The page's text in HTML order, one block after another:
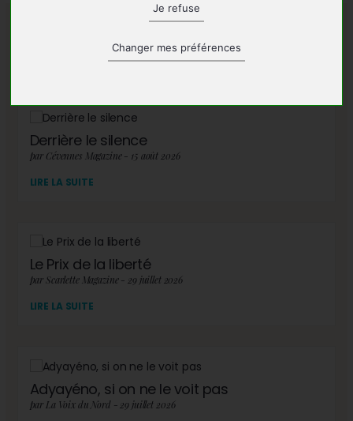
Je refuse
Changer mes préférences
A lire également
Derrière le silence
par Cévennes Magazine - 15 août 2026
LIRE LA SUITE
Le Prix de la liberté
par Scarlette Magazine - 29 juillet 2026
LIRE LA SUITE
Adyayéno, si on ne le voit pas
par La Voix du Nord - 29 juillet 2026